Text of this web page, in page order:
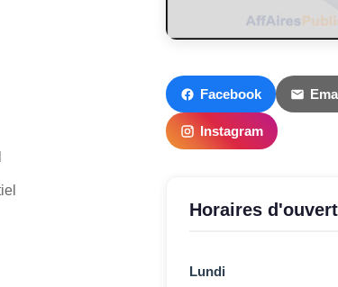
Facebook
Instagram
Horaires
Lundi